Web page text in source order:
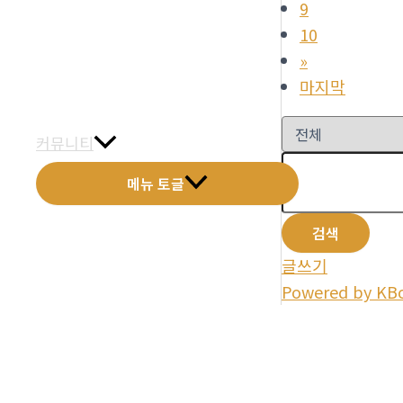
커뮤니티
메뉴 토글
9
10
»
마지막
검색
글쓰기
Powered by